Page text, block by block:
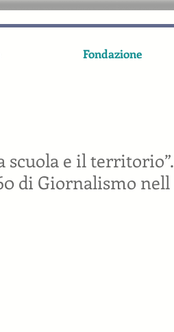
Fondazione
scuola e il territorio”.
di Giornalismo nell